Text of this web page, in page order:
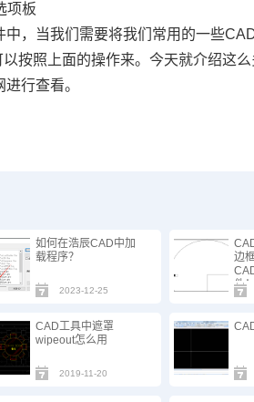
项板
中，当我们需要将我们常用的一些
按照上面的操作来。今天就介绍这
进行查看。
如何在浩辰CAD中加
载程序？
2023-12-25
边
件！
CAD工具中遮罩
wipeout怎么用
2019-11-20